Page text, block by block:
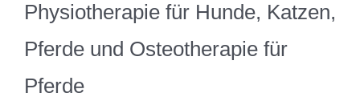
Physiotherapie für Hunde, Katzen,
Pferde und Osteotherapie für
Pferde